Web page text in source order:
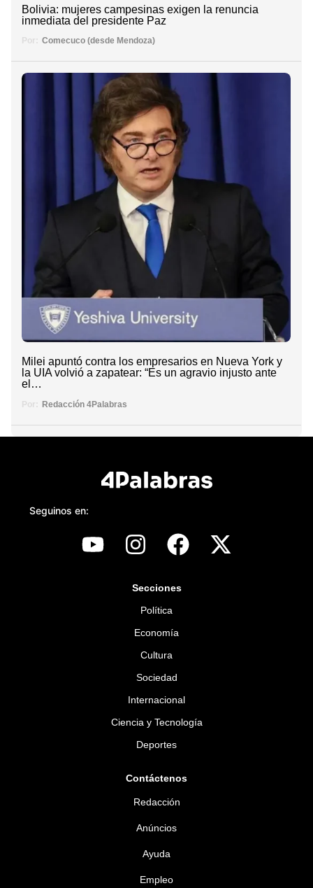
Bolivia: mujeres campesinas exigen la renuncia
inmediata del presidente Paz
Por: Comecuco (desde Mendoza)
Milei apuntó contra los empresarios en Nueva York y
la UIA volvió a zapatear: “Es un agravio injusto ante
el…
Por: Redacción 4Palabras
Seguinos en:
Secciones
Política
Economía
Cultura
Sociedad
Internacional
Ciencia y Tecnología
Deportes
Contáctenos
Redacción
Anúncios
Ayuda
Empleo